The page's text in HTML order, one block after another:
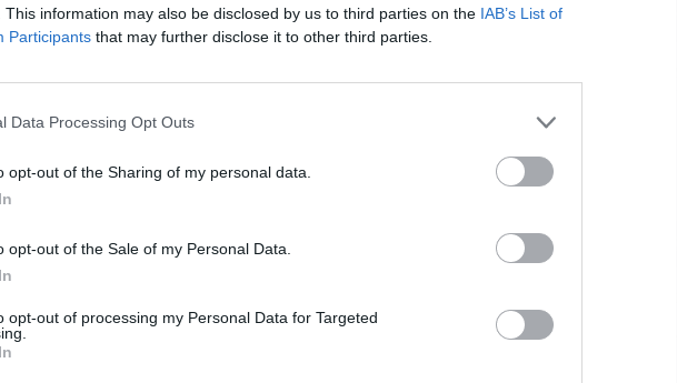
This information may also be disclosed by us to third parties on the IAB’s List of
Participants that may further disclose it to other third parties.
Data Processing Opt Outs
opt-out of the Sharing of my personal data.
opt-out of the Sale of my Personal Data.
opt-out of processing my Personal Data for Targeted
al líder de IU,Alberto Garzón:
tumbado la ley para la despenalización del
feminista y como aprobó el Congreso.
derecho. ¡Fuerza!”.
al escribir estas líneas ha sido el
su campaña para suceder a Mariano Rajoy
la familia. Algo que no es baladí, aunque
como la defensa de las víctimas del
presos etarras o los incendios, pues hace
de
Iván Duque como presidente de
de la oposición y presidente de diversos
con el de Argentina,
“Europa lleva mucho
poniendo aranceles y
productos y compañías
americanas (y
por Ana Sánchez Arjona
LA
EEUU. Inquietante
tercera parte de los
define como